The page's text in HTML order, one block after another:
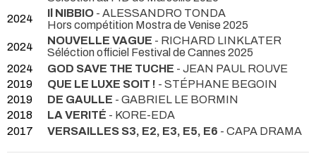
2024
Il NIBBIO - ALESSANDRO TONDA
Hors compétition Mostra de Venise 2025
2024
NOUVELLE VAGUE - RICHARD LINKLATER
Séléction officiel Festival de Cannes 2025
2024
GOD SAVE THE TUCHE - JEAN PAUL ROUVE
2019
QUE LE LUXE SOIT ! - STÉPHANE BEGOIN
2019
DE GAULLE - GABRIEL LE BORMIN
2018
LA VERITÉ - KORE-EDA
2017
VERSAILLES S3, E2, E3, E5, E6 - CAPA DRAMA